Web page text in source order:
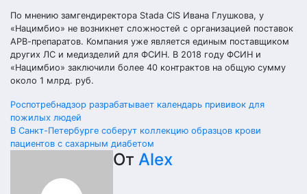
По мнению замгендиректора Stada CIS Ивана Глушкова, у
«Нацимбио» не возникнет сложностей с организацией поставок
АРВ-препаратов. Компания уже является единым поставщиком
других ЛС и медизделий для ФСИН. В 2018 году ФСИН и
«Нацимбио» заключили более 40 контрактов на общую сумму
около 1 млрд. руб.
Навигация
по
Роспотребнадзор разрабатывает календарь прививок для
пожилых людей
В Санкт-Петербурге соберут коллекцию образцов крови
пациентов с сахарным диабетом
От Alex